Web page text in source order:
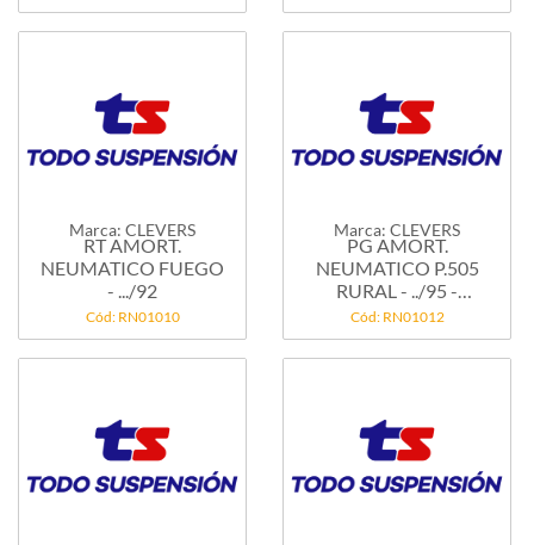
Marca: CLEVERS
RT AMORT.
NEUMATICO FUEGO
- .../92
Cód: RN01010
Marca: CLEVERS
PG AMORT.
NEUMATICO P.505
RURAL - ../95 -
PORTON
Cód: RN01012